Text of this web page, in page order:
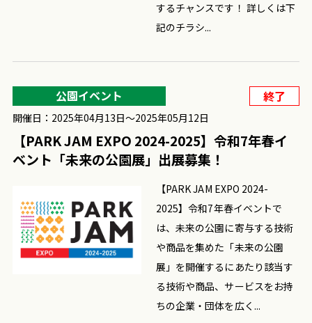
するチャンスです！ 詳しくは下
記のチラシ...
【PARK JAM EXPO 2024-
2025】令和7年春イベントで
は、未来の公園に寄与する技術
や商品を集めた「未来の公園
展」を開催するにあたり該当す
る技術や商品、サービスをお持
ちの企業・団体を広く...
公園イベント 終了
開催日：2025年04月13日〜2025年05月12日
【PARK JAM EXPO 2024-2025】令和7年春イ
ベント「未来の公園展」出展募集！